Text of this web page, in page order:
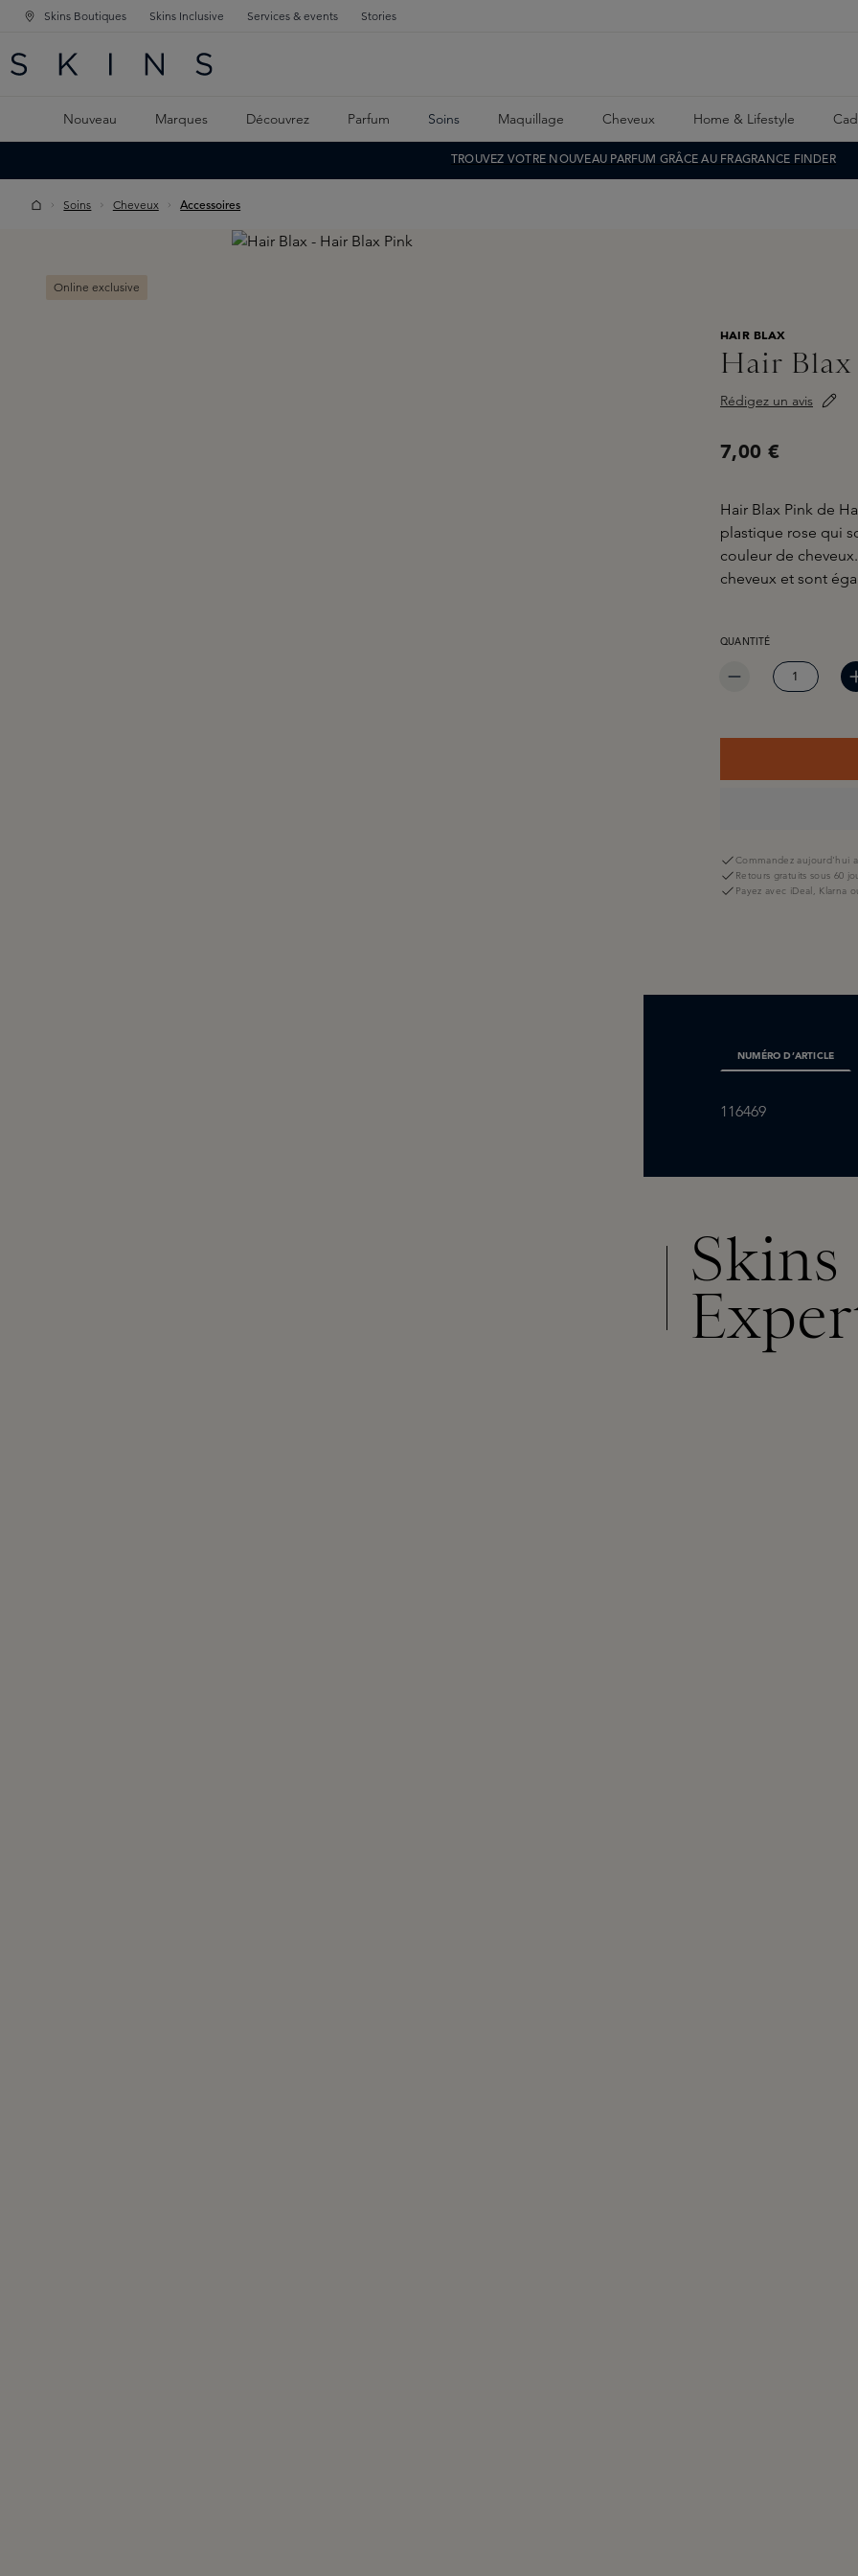
PRINCIPALE
CONTENU PRINCIPAL
Skins Boutiques Skins Inclusive Services & events Stories
Nouveau Marques Découvrez Parfum Soins Maquillage Cheveux Home & Lifestyle
TROUVEZ VOTRE NOUVEAU PARFUM GRÂCE AU FRAGRANCE FINDER
Soins Cheveux Accessoires
Online exclusive
HAIR BLAX
Hair
Rédigez un avis
7,00 €
Hair Blax Pink de
plastique rose qui
couleur de
cheveux et sont
QUANTITÉ DE PRODUIT
QUANTITÉ
Commandez aujourd'hui
Retours gratuits sous 60
Payez avec iDeal, Klarna
NUMÉRO D’ARTICLE
116469
Skins